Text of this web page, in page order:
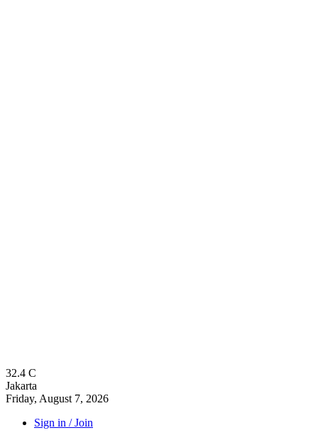
32.4 C
Jakarta
Friday, August 7, 2026
Sign in / Join